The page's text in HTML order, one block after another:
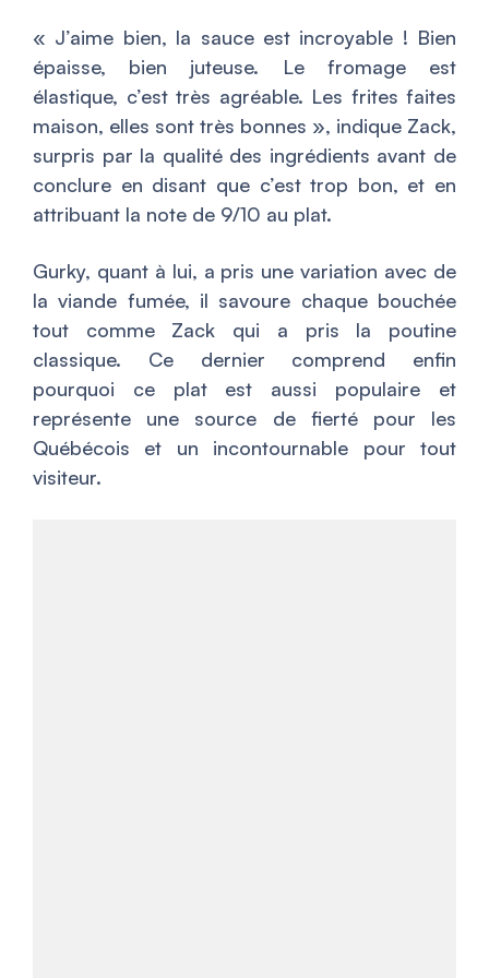
« J’aime bien, la sauce est incroyable ! Bien
épaisse, bien juteuse. Le fromage est
élastique, c’est très agréable. Les frites faites
maison, elles sont très bonnes », indique Zack,
surpris par la qualité des ingrédients avant de
conclure en disant que c’est trop bon, et en
attribuant la note de 9/10 au plat.
Gurky, quant à lui, a pris une variation avec de
la viande fumée, il savoure chaque bouchée
tout comme Zack qui a pris la poutine
classique. Ce dernier comprend enfin
pourquoi ce plat est aussi populaire et
représente une source de fierté pour les
Québécois et un incontournable pour tout
visiteur.